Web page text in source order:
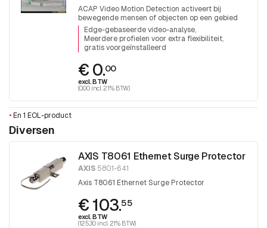
ACAP Video Motion Detection activeert bij
bewegende mensen of objecten op een gebied
Edge-gebaseerde video-analyse
Meerdere profielen voor extra flexibiliteit
gratis voorgeïnstalleerd
€ 0.00
excl. BTW
(0.00 incl. 21% BTW)
• En 1 EOL-product
Diversen
AXIS T8061 Ethernet Surge Protector
AXIS 5801-641
Axis T8061 Ethernet Surge Protector
€ 103.55
excl. BTW
(125.30 incl. 21% BTW)